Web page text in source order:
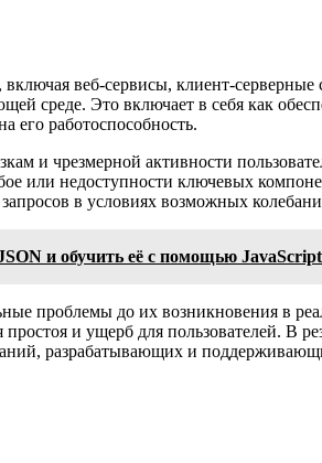
веб-сервисы, клиент-
среде. Это включает в себя как
его работоспособность.
и чрезмерной активности
или недоступности ключевых
в условиях возможных
и обучить её с помощью
проблемы до их возникновения в
и ущерб для пользователей. В
разрабатывающих и